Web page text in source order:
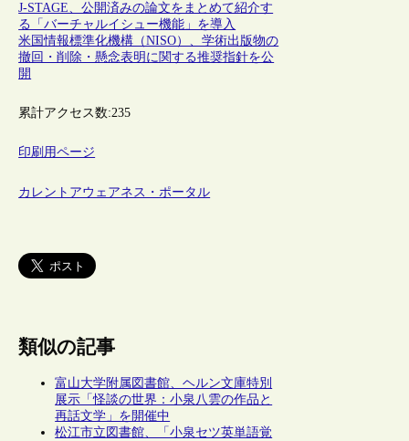
J-STAGE、公開済みの論文をまとめて紹介す
る「バーチャルイシュー機能」を導入
米国情報標準化機構（NISO）、学術出版物の
撤回・削除・懸念表明に関する推奨指針を公
開
累計アクセス数:235
印刷用ページ
カレントアウェアネス・ポータル
類似の記事
富山大学附属図書館、ヘルン文庫特別
展示「怪談の世界：小泉八雲の作品と
再話文学」を開催中
松江市立図書館、「小泉セツ英単語覚